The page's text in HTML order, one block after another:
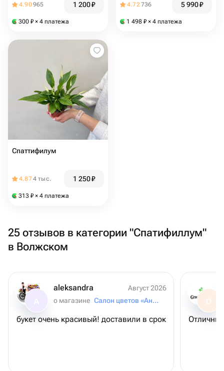
4.90965 1 200₽
300 ₽ × 4 платежа
4.72736 5 990₽
1 498 ₽ × 4 платежа
Спаттифилум
4.874 тыс. 1 250₽
313 ₽ × 4 платежа
25 отзывов в категории "Спатифиллум"
в Волжском
aleksandra
Август 2026
о магазине
Салон цветов «Анютины Глазки»
букет очень красивый! доставили в срок
О